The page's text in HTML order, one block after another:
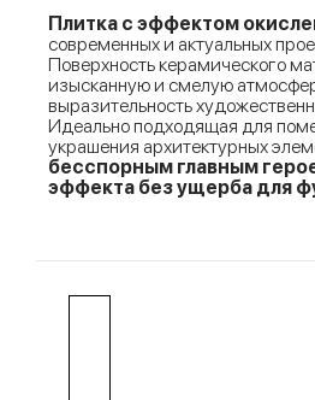
Плитка с эффектом
современных и актуальных
Поверхность керамического
изысканную и смелую
выразительность
Идеально подходящая для
украшения архитектурных
бесспорным главным
эффекта без ущерба для